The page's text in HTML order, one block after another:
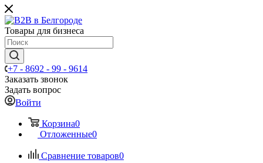
Товары для бизнеса
+7 - 8692 - 99 - 9614
Заказать звонок
Задать вопрос
Войти
Корзина0
Отложенные0
Сравнение товаров0